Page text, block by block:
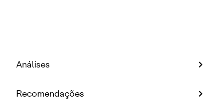
Análises
Recomendações